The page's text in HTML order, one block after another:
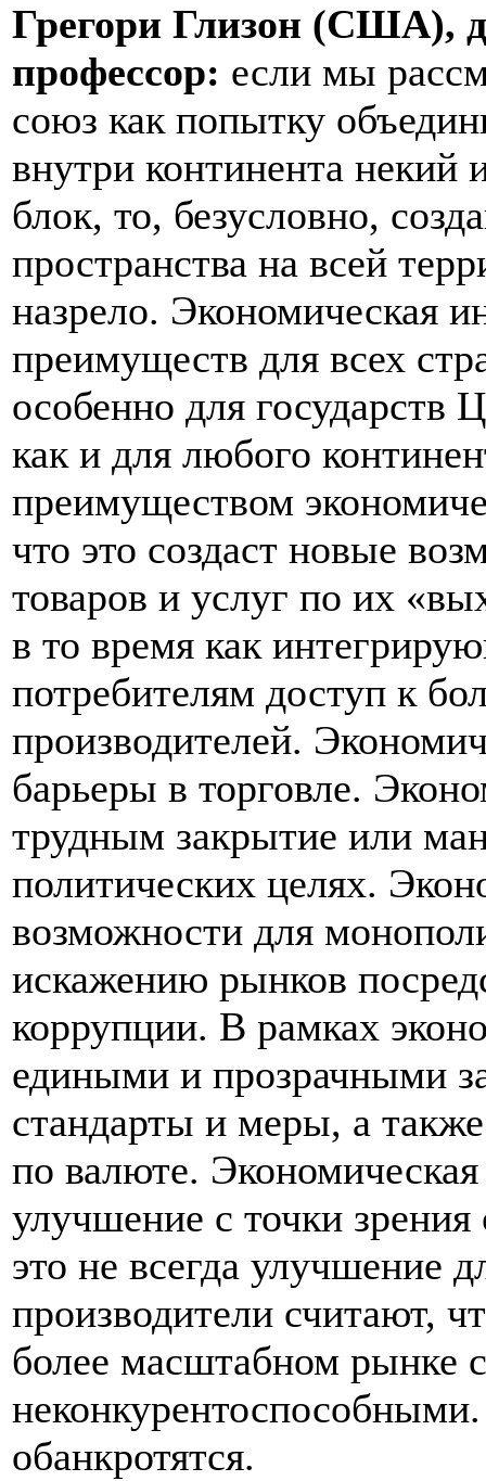
Грегори Глизон (США),
профессор: если мы
союз как попытку
внутри континента некий
блок, то, безусловно,
пространства на всей
назрело. Экономическая
преимуществ для всех
особенно для государств
как и для любого
преимуществом
что это создаст новые
товаров и услуг по их
в то время как
потребителям доступ к
производителей.
барьеры в торговле.
трудным закрытие или
политических целях.
возможности для
искажению рынков
коррупции. В рамках
едиными и прозрачными
стандарты и меры, а
по валюте. Экономическая
улучшение с точки
это не всегда улучшение
производители считают,
более масштабном рынке
обанкротятся.